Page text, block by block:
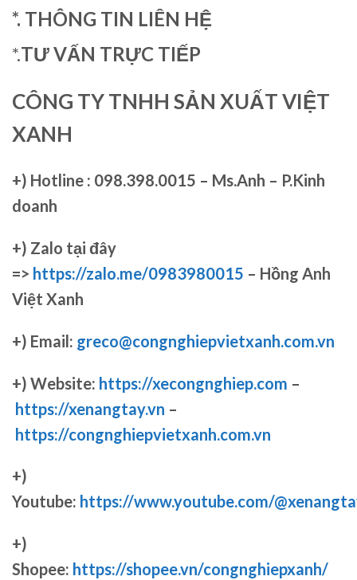
*. THÔNG TIN LIÊN HỆ
*.TƯ VẤN TRỰC TIẾP
CÔNG TY TNHH SẢN XUẤT VIỆT
XANH
+) Hotline : 098.398.0015 – Ms.Anh – P.Kinh
doanh
+) Zalo tại đây
=> https://zalo.me/0983980015 – Hồng Anh
Việt Xanh
+) Email: greco@congnghiepvietxanh.com.vn
+) Website: https://xecongnghiep.com –
https://xenangtay.vn –
https://congnghiepvietxanh.com.vn
+)
Youtube: https://www.youtube.com/
+)
Shopee: https://shopee.vn/congnghiepxanh/